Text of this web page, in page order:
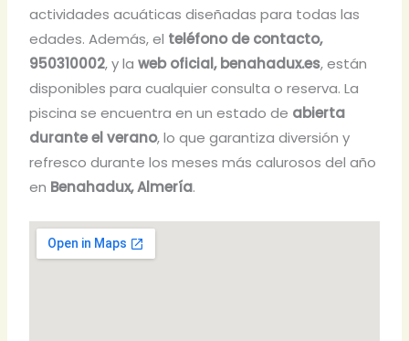
actividades acuáticas diseñadas para todas las
edades. Además, el teléfono de contacto,
950310002, y laweb oficial, benahadux.es, están
disponibles para cualquier consulta o reserva. La
piscina se encuentra en un estado de abierta
durante el verano, lo que garantiza diversión y
refresco durante los meses más calurosos del año
en Benahadux, Almería.